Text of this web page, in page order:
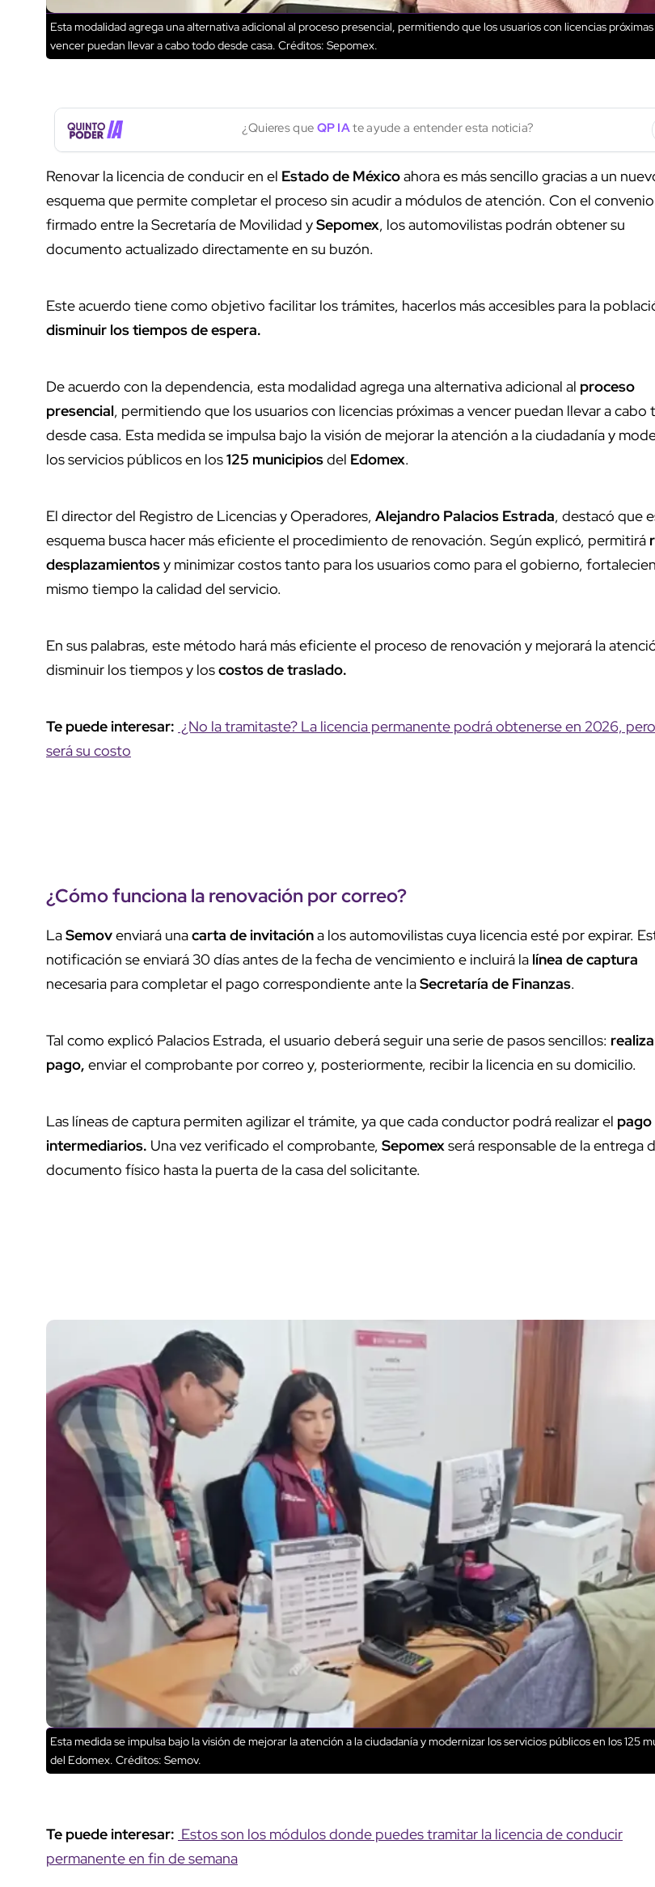
Esta modalidad agrega una alternativa adicional al proceso presencial, permitiendo que los usuarios con licencias próximas
vencer puedan llevar a cabo todo desde casa. Créditos: Sepomex.
¿Quieres que QP IAte ayude a entender esta noticia?
Renovar la licencia de conducir en el Estado de Méxicoahora es más sencillo gracias a un
esquema que permite completar el proceso sin acudir a módulos de atención. Con el convenio
firmado entre la Secretaría de Movilidad ySepomex, los automovilistas podrán obtener su
documento actualizado directamente en su buzón.
Este acuerdo tiene como objetivo facilitar los trámites, hacerlos más accesibles para la
disminuir los tiempos de espera.
De acuerdo con la dependencia, esta modalidad agrega una alternativa adicional al proceso
presencial, permitiendo que los usuarios con licencias próximas a vencer puedan llevar a cabo
desde casa. Esta medida se impulsa bajo la visión de mejorar la atención a la ciudadanía y
los servicios públicos en los125 municipiosdel Edomex.
El director del Registro de Licencias y Operadores, Alejandro Palacios Estrada, destacó que
esquema busca hacer más eficiente el procedimiento de renovación. Según explicó, permitirá
desplazamientosy minimizar costos tanto para los usuarios como para el gobierno,
mismo tiempo la calidad del servicio.
En sus palabras, este método hará más eficiente el proceso de renovación y mejorará la
disminuir los tiempos y loscostos de traslado.
Te puede interesar: ¿No la tramitaste? La licencia permanente podrá obtenerse en 2026,
será su costo
¿Cómo funciona larenovación por correo?
LaSemovenviará unacarta de invitacióna los automovilistas cuya licencia esté por expirar.
notificación se enviará 30 días antes de la fecha de vencimiento e incluirá la línea de captura
necesaria para completar el pago correspondiente ante laSecretaría de Finanzas.
Tal como explicó Palacios Estrada, el usuario deberá seguir una serie de pasos sencillos:
pago, enviar el comprobante por correo y, posteriormente, recibir la licencia en su domicilio.
Las líneas de captura permiten agilizar el trámite, ya que cada conductor podrá realizar el pago
intermediarios. Una vez verificado el comprobante, Sepomexserá responsable de la entrega
documento físico hasta la puerta de la casa del solicitante.
Esta medida se impulsa bajo la visión de mejorar la atención a la ciudadanía y modernizar los servicios públicos en los 125
del Edomex. Créditos: Semov.
Te puede interesar: Estos son los módulos donde puedes tramitar la licencia de conducir
permanente en fin de semana